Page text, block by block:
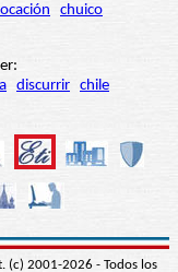
chuico
discurrir chile
(c) 2001-2026 - Todos los